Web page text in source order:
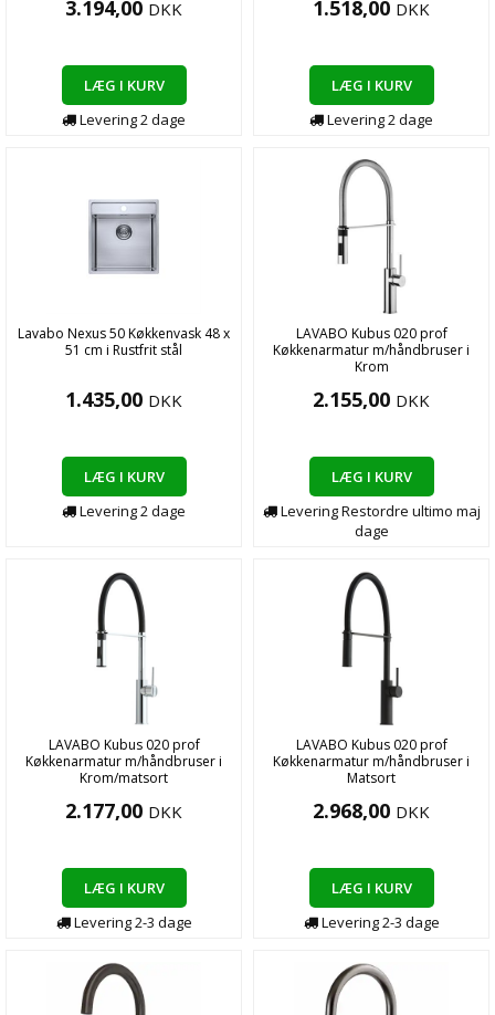
3.194,00 DKK
LÆG I KURV
Levering2dage
1.518,00 DKK
LÆG I KURV
Levering2dage
Lavabo Nexus 50 Køkkenvask 48 x
51 cm i Rustfrit stål
1.435,00 DKK
LÆG I KURV
Levering2dage
LAVABO Kubus 020 prof
Køkkenarmatur m/håndbruser i
Krom
2.155,00 DKK
LÆG I KURV
LeveringRestordre ultimo maj
dage
LAVABO Kubus 020 prof
Køkkenarmatur m/håndbruser i
Krom/matsort
2.177,00 DKK
LÆG I KURV
Levering2-3 dage
LAVABO Kubus 020 prof
Køkkenarmatur m/håndbruser i
Matsort
2.968,00 DKK
LÆG I KURV
Levering2-3 dage